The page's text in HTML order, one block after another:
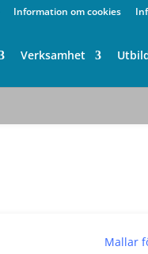
Information om cookies
Verksamhet
Mallar